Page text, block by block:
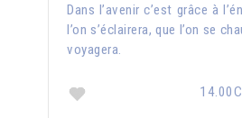
Dans l’avenir c’est grâce à
l’on s’éclairera, que l’on se
voyagera.